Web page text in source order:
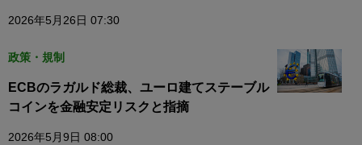
2026年5月26日 07:30
政策・規制
ECBのラガルド総裁、ユーロ建てステーブル
コインを金融安定リスクと指摘
2026年5月9日 08:00